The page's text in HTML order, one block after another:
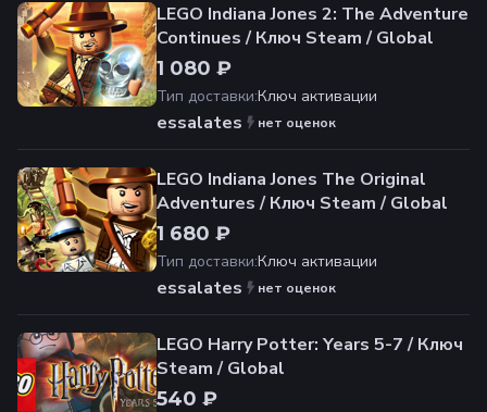
LEGO Indiana Jones 2: The Adventure
Continues / Ключ Steam / Global
1 080 ₽
Тип доставки:Ключ активации
essalates нет оценок
LEGO Indiana Jones The Original
Adventures / Ключ Steam / Global
1 680 ₽
Тип доставки:Ключ активации
essalates нет оценок
LEGO Harry Potter: Years 5-7 / Ключ
Steam / Global
540 ₽